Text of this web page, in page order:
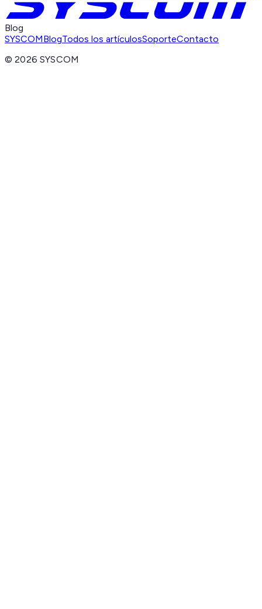
Blog
SYSCOMBlogTodos los artículosSoporteContacto
©2026 SYSCOM